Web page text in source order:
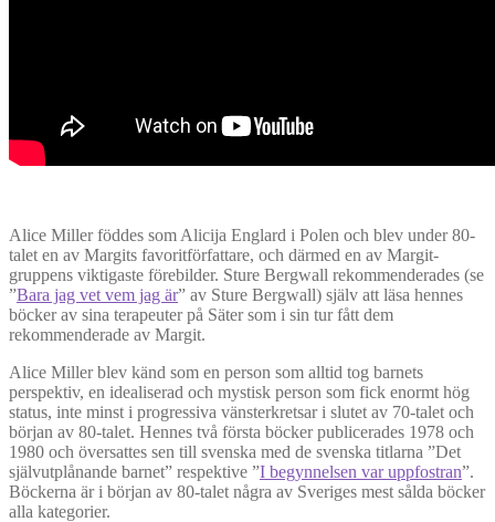
Alice Miller föddes som Alicija Englard i Polen och blev under 80-
talet en av Margits favoritförfattare, och därmed en av Margit-
gruppens viktigaste förebilder. Sture Bergwall rekommenderades (se
”Bara jag vet vem jag är” av Sture Bergwall) själv att läsa hennes
böcker av sina terapeuter på Säter som i sin tur fått dem
rekommenderade av Margit.
Alice Miller blev känd som en person som alltid tog barnets
perspektiv, en idealiserad och mystisk person som fick enormt hög
status, inte minst i progressiva vänsterkretsar i slutet av 70-talet och
början av 80-talet. Hennes två första böcker publicerades 1978 och
1980 och översattes sen till svenska med de svenska titlarna ”Det
självutplånande barnet” respektive ”I begynnelsen var uppfostran”.
Böckerna är i början av 80-talet några av Sveriges mest sålda böcker
alla kategorier.